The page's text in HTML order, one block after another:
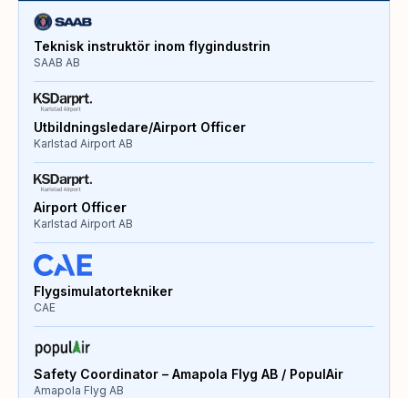
Teknisk instruktör inom flygindustrin
SAAB AB
Utbildningsledare/Airport Officer
Karlstad Airport AB
Airport Officer
Karlstad Airport AB
Flygsimulatortekniker
CAE
Safety Coordinator – Amapola Flyg AB / PopulAir
Amapola Flyg AB